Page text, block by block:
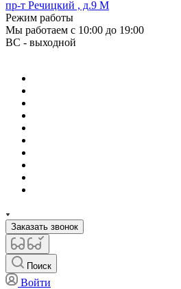
пр-т Речицкий , д.9 М
Режим работы
Мы работаем с 10:00 до 19:00
ВС - выходной
Заказать звонок
Поиск
Войти